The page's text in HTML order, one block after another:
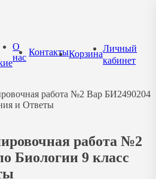
О
нас
КонтактыКорзина
Личный
кабинет
работа №2 Вар БИ2490204
и Ответы
работа №2
Биологии 9 класс